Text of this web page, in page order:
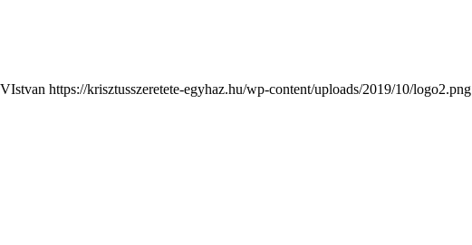
VIstvan https://krisztusszeretete-egyhaz.hu/wp-content/uploads/2019/10/logo2.png